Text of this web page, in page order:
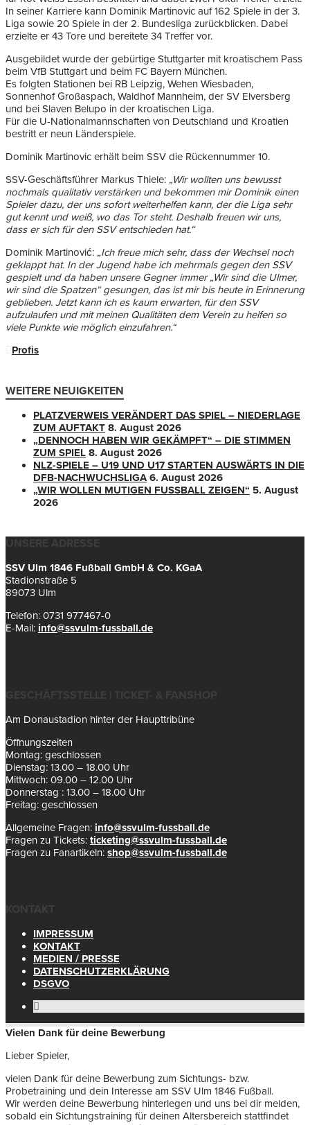
In seiner Karriere kann Dominik Martinovic auf 162 Spiele in der 3.
Liga sowie 20 Spiele in der 2. Bundesliga zurückblicken. Dabei
erzielte er 43 Tore und bereitete 34 Treffer vor.
Ausgebildet wurde der gebürtige Stuttgarter mit kroatischem Pass
beim VfB Stuttgart und beim FC Bayern München.
Es folgten Stationen bei RB Leipzig, Wehen Wiesbaden,
Sonnenhof Großaspach, Waldhof Mannheim, der SV Elversberg
und bei Slaven Belupo in der kroatischen Liga.
Für die U-Nationalmannschaften von Deutschland und Kroatien
bestritt er neun Länderspiele.
Dominik Martinovic erhält beim SSV die Rückennummer 10.
SSV-Geschäftsführer Markus Thiele: „Wir wollten uns bewusst
nochmals qualitativ verstärken und bekommen mir Dominik einen
Spieler dazu, der uns sofort weiterhelfen kann, der die Liga sehr
gut kennt und weiß, wo das Tor steht. Deshalb freuen wir uns,
dass er sich für den SSV entschieden hat.“
Dominik Martinović: „Ich freue mich sehr, dass der Wechsel noch
geklappt hat. In der Jugend habe ich mehrmals gegen den SSV
gespielt und da haben unsere Gegner immer „Wir sind die Ulmer,
wir sind die Spatzen“ gesungen, das ist mir bis heute in Erinnerung
geblieben. Jetzt kann ich es kaum erwarten, für den SSV
aufzulaufen und mit meinen Qualitäten dem Verein zu helfen so
viele Punkte wie möglich einzufahren.“
Profis
WEITERE NEUIGKEITEN
PLATZVERWEIS VERÄNDERT DAS SPIEL – NIEDERLAGE
ZUM AUFTAKT 8. August 2026
„DENNOCH HABEN WIR GEKÄMPFT“ – DIE STIMMEN
ZUM SPIEL 8. August 2026
NLZ-SPIELE – U19 UND U17 STARTEN AUSWÄRTS IN DIE
DFB-NACHWUCHSLIGA 6. August 2026
„WIR WOLLEN MUTIGEN FUSSBALL ZEIGEN“
5. August
2026
UNSERE ADRESSE
SSV Ulm 1846 Fußball GmbH & Co. KGaA
Stadionstraße 5
89073 Ulm
Telefon: 0731 977467-0
E-Mail: info@ssvulm-fussball.de
GESCHÄFTSSTELLE | TICKET- & FANSHOP
Am Donaustadion hinter der Haupttribüne
Öffnungszeiten
Montag: geschlossen
Dienstag: 13.00 – 18.00 Uhr
Mittwoch: 09.00 – 12.00 Uhr
Donnerstag : 13.00 – 18.00 Uhr
Freitag: geschlossen
Allgemeine Fragen: info@ssvulm-fussball.de
Fragen zu Tickets: ticketing@ssvulm-fussball.de
Fragen zu Fanartikeln: shop@ssvulm-fussball.de
KONTAKT
IMPRESSUM
KONTAKT
MEDIEN / PRESSE
DATENSCHUTZERKLÄRUNG
DSGVO
Vielen Dank für deine Bewerbung
Lieber Spieler,
vielen Dank für deine Bewerbung zum Sichtungs- bzw.
Probetraining und dein Interesse am SSV Ulm 1846 Fußball.
Wir werden deine Bewerbung hinterlegen und uns bei dir melden,
sobald ein Sichtungstraining für deinen Altersbereich stattfindet